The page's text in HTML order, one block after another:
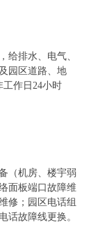
给排水、电气、
园区道路、地
作日24小时
（机房、楼宇弱
面板端口故障维
修；园区电话组
话故障线更换。